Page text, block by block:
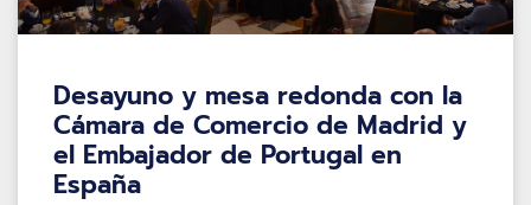
Desayuno y mesa redonda con la
Cámara de Comercio de Madrid y
el Embajador de Portugal en
España